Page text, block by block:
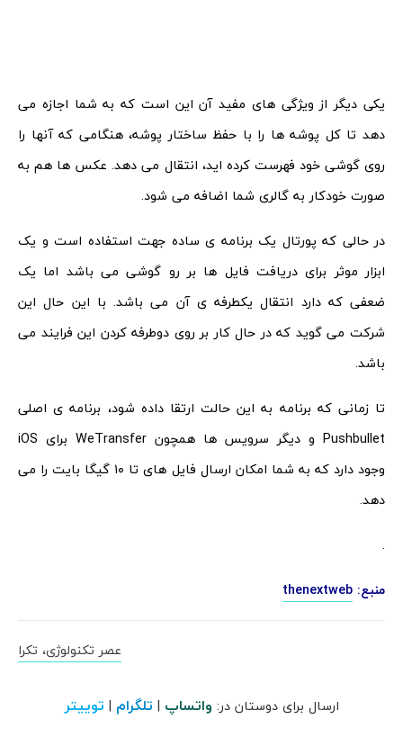
یکی دیگر از ویژگی های مفید آن این است که به شما اجازه می
دهد تا کل پوشه ها را با حفظ ساختار پوشه، هنگامی که آنها را
روی گوشی خود فهرست کرده اید، انتقال می دهد. عکس ها هم به
صورت خودکار به گالری شما اضافه می شود.
در حالی که پورتال یک برنامه ی ساده جهت استفاده است و یک
ابزار موثر برای دریافت فایل ها بر رو گوشی می باشد اما یک
ضعفی که دارد انتقال یکطرفه ی آن می باشد. با این حال این
شرکت می گوید که در حال کار بر روی دوطرفه کردن این فرایند می
باشد.
تا زمانی که برنامه به این حالت ارتقا داده شود، برنامه ی اصلی
Pushbullet و دیگر سرویس ها همچون WeTransfer برای iOS
وجود دارد که به شما امکان ارسال فایل های تا ۱۰ گیگا بایت را می
دهد.
.
منبع: thenextweb
عصر تکنولوژی، تکرا
ارسال برای دوستان در: واتساپ | تلگرام | توییتر